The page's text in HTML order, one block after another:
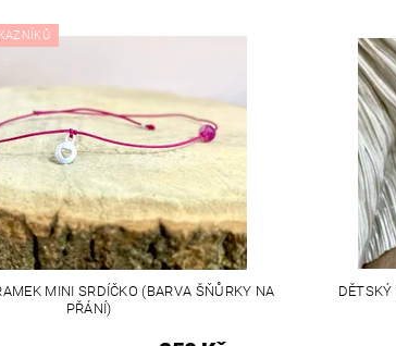
MINI SRDÍČKO (BARVA ŠŇŮRKY NA
PŘÁNÍ)